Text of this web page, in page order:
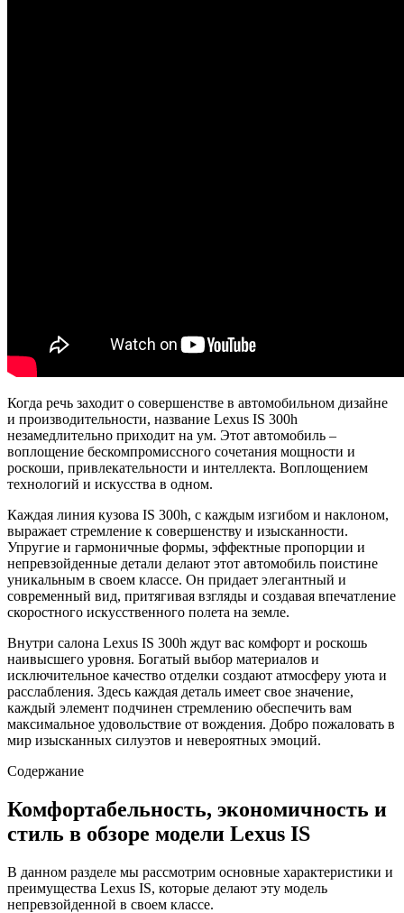
Когда речь заходит о совершенстве в автомобильном дизайне
и производительности, название Lexus IS 300h
незамедлительно приходит на ум. Этот автомобиль –
воплощение бескомпромиссного сочетания мощности и
роскоши, привлекательности и интеллекта. Воплощением
технологий и искусства в одном.
Каждая линия кузова IS 300h, с каждым изгибом и наклоном,
выражает стремление к совершенству и изысканности.
Упругие и гармоничные формы, эффектные пропорции и
непревзойденные детали делают этот автомобиль поистине
уникальным в своем классе. Он придает элегантный и
современный вид, притягивая взгляды и создавая впечатление
скоростного искусственного полета на земле.
Внутри салона Lexus IS 300h ждут вас комфорт и роскошь
наивысшего уровня. Богатый выбор материалов и
исключительное качество отделки создают атмосферу уюта и
расслабления. Здесь каждая деталь имеет свое значение,
каждый элемент подчинен стремлению обеспечить вам
максимальное удовольствие от вождения. Добро пожаловать в
мир изысканных силуэтов и невероятных эмоций.
Содержание
Комфортабельность, экономичность и
стиль в обзоре модели Lexus IS
В данном разделе мы рассмотрим основные характеристики и
преимущества Lexus IS, которые делают эту модель
непревзойденной в своем классе.